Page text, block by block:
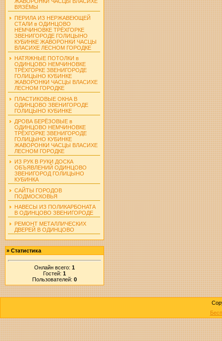
ЖАВОРОНКИ ЧАСЦЫ ВЛАСИХЕ
ВЯЗЁМЫ
ПЕРИЛА ИЗ НЕРЖАВЕЮЩЕЙ
СТАЛИ в ОДИНЦОВО
НЕМЧИНОВКЕ ТРЁХГОРКЕ
ЗВЕНИГОРОДЕ ГОЛИЦЫНО
КУБИНКЕ ЖАВОРОНКИ ЧАСЦЫ
ВЛАСИХЕ ЛЕСНОМ ГОРОДКЕ
НАТЯЖНЫЕ ПОТОЛКИ в
ОДИНЦОВО НЕМЧИНОВКЕ
ТРЁХГОРКЕ ЗВЕНИГОРОДЕ
ГОЛИЦЫНО КУБИНКЕ
ЖАВОРОНКИ ЧАСЦЫ ВЛАСИХЕ
ЛЕСНОМ ГОРОДКЕ
ПЛАСТИКОВЫЕ ОКНА В
ОДИНЦОВО ЗВЕНИГОРОДЕ
ГОЛИЦЫНО КУБИНКЕ
ДРОВА БЕРЁЗОВЫЕ в
ОДИНЦОВО НЕМЧИНОВКЕ
ТРЁХГОРКЕ ЗВЕНИГОРОДЕ
ГОЛИЦЫНО КУБИНКЕ
ЖАВОРОНКИ ЧАСЦЫ ВЛАСИХЕ
ЛЕСНОМ ГОРОДКЕ
ИЗ РУК В РУКИ ДОСКА
ОБЪЯВЛЕНИЙ ОДИНЦОВО
ЗВЕНИГОРОД ГОЛИЦЫНО
КУБИНКА
САЙТЫ ГОРОДОВ
ПОДМОСКОВЬЯ
НАВЕСЫ ИЗ ПОЛИКАРБОНАТА
В ОДИНЦОВО ЗВЕНИГОРОДЕ
РЕМОНТ МЕТАЛЛИЧЕСКИХ
ДВЕРЕЙ В ОДИНЦОВО
» Статистика
Онлайн всего: 1
Гостей: 1
Пользователей: 0